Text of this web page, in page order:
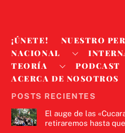
¡ÚNETE!
NUESTRO
NACIONAL
TEORÍA
PODCAST
ACERCA DE NOSOTROS
POSTS RECIENTES
El auge de las
retiraremos hasta